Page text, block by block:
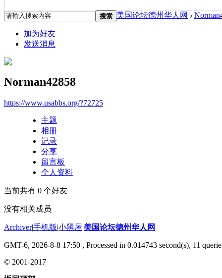
搜索 美国论坛德州华人网 ›
加为好友
发送消息
Norman42858
https://www.usabbs.org/?72725
主题
相册
记录
分享
留言板
个人资料
当前共有 0 个好友
没有相关成员
Archiver|手机版|小黑屋|美国论坛德州华人网
GMT-6, 2026-8-8 17:50 , Processed in 0.014743 second(s), 11
© 2001-2017